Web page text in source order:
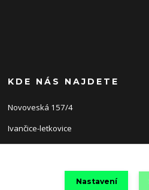
KDE NÁS NAJDETE
Novoveská 157/4
Ivančice-letkovice
Nastavení